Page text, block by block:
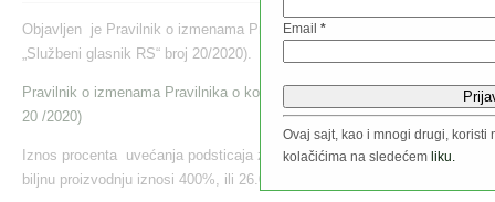
Objavljen je Pravilnik o izmenama Pravilnika o korišćenju podsticaja za
„Službeni glasnik RS“ broj 20/2020).
Pravilnik o izmenama Pravilnika o korišćenju podsticaja za organsku
20 /2020)
Iznos procenta uvećanja podsticaja za organsku biljnu proizvodnju u
biljnu proizvodnju iznosi 400%, ili 26.000 dinara po hektaru.
Email *
Ovaj sajt, kao i mnogi drugi,
kolačićima na sledećem liku.